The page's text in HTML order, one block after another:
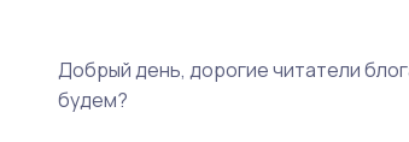
Добрый день, дорогие читатели
будем?